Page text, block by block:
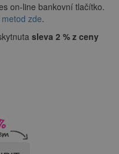
on-line bankovní tlačítko.
zde.
sleva 2 % z ceny